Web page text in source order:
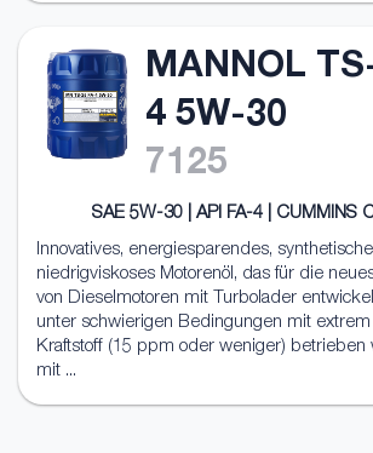
MANNOL
4 5W-30
7125
SAE 5W-30 | API FA-4 | CUMMINS
Innovatives, energiesparendes,
niedrigviskoses Motorenöl, das für die
von Dieselmotoren mit Turbolader
unter schwierigen Bedingungen mit
Kraftstoff (15 ppm oder weniger)
mit ...